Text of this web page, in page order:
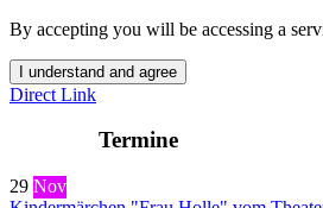
By accepting you will be accessing a
I understand and agree
Direct Link
Termine
29 Nov